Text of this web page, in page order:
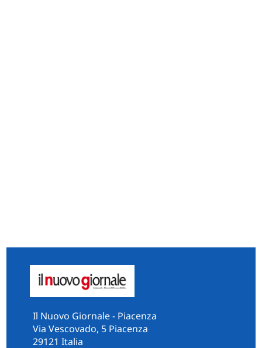
Il Nuovo Giornale - Piacenza
Via Vescovado, 5 Piacenza
29121 Italia